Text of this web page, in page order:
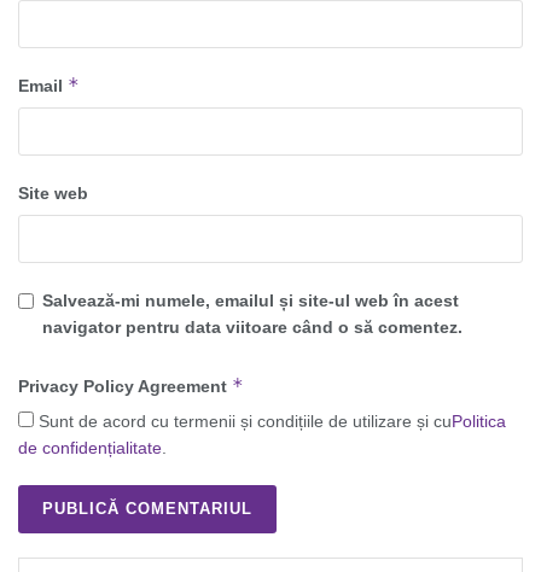
Email *
Site web
Salvează-mi numele, emailul și site-ul web în acest
navigator pentru data viitoare când o să comentez.
Privacy Policy Agreement *
Sunt de acord cu termenii și condițiile de utilizare și cuPolitica
de confidențialitate.